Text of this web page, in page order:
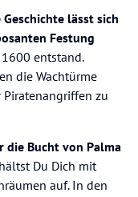
lässt sich
Festung
entstand.
die Wachtürme
zu
die Bucht von Palma
hältst Du Dich mit
auf. In den